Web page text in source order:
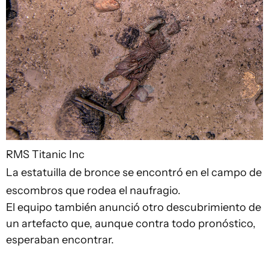
RMS Titanic Inc
La estatuilla de bronce se encontró en el campo de
escombros que rodea el naufragio.
El equipo también anunció otro descubrimiento de
un artefacto que, aunque contra todo pronóstico,
esperaban encontrar.